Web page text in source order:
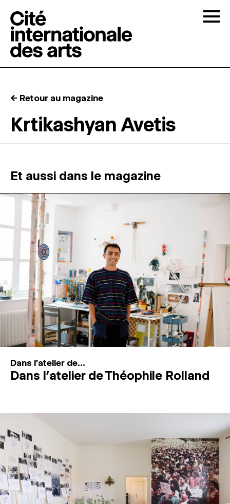
RÉSIDENCES ↓
ATELIERS OUVERTS
PROGRAMMATION
MAGAZINE
ESPACES DE PRATIQUE ARTISTIQUE ↓
Recherche
Connexion
← Retour au magazine
Krtikashyan Avetis
Et aussi dans le magazine
Dans l'atelier de...
Dans l’atelier de Théophile Rolland